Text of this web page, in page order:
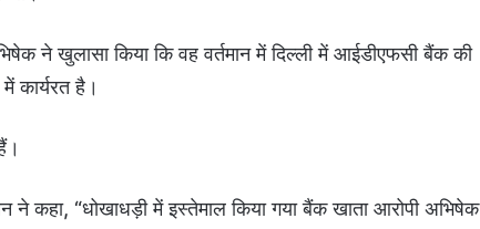
ने खुलासा किया कि वह वर्तमान में दिल्ली में आईडीएफसी बैंक की
कार्यरत है।
ने कहा, “धोखाधड़ी में इस्तेमाल किया गया बैंक खाता आरोपी अभिषेक